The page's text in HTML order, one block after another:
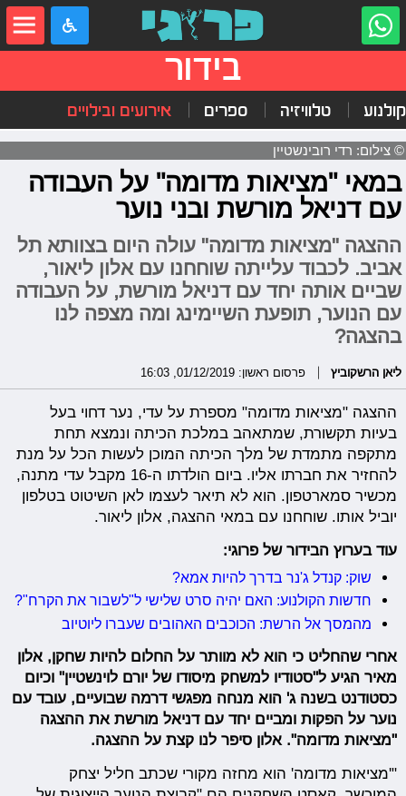
בידור
קולנוע טלוויזיה ספרים אירועים ובילויים
© צילום: רדי רובינשטיין
במאי "מציאות מדומה" על העבודה
עם דניאל מורשת ובני נוער
ההצגה "מציאות מדומה" עולה היום בצוותא תל
אביב. לכבוד עלייתה שוחחנו עם אלון ליאור,
שביים אותה יחד עם דניאל מורשת, על העבודה
עם הנוער, תופעת השיימינג ומה מצפה לנו
בהצגה?
ליאן הרשקוביץ פרסום ראשון: 01/12/2019, 16:03
ההצגה "מציאות מדומה" מספרת על עדי, נער דחוי בעל
בעיות תקשורת, שמתאהב במלכת הכיתה ונמצא תחת
מתקפה מתמדת של מלך הכיתה המוכן לעשות הכל על מנת
להחזיר את חברתו אליו. ביום הולדתו ה-16 מקבל עדי מתנה,
מכשיר סמארטפון. הוא לא תיאר לעצמו לאן השיטוט בטלפון
יוביל אותו. שוחחנו עם במאי ההצגה, אלון ליאור.
עוד בערוץ הבידור של פרוגי:
שוק: קנדל ג'נר בדרך להיות אמא?
חדשות הקולנוע: האם יהיה סרט שלישי ל"לשבור את הקרח"?
מהמסך אל הרשת: הכוכבים האהובים שעברו ליוטיוב
אחרי שהחליט כי הוא לא מוותר על החלום להיות שחקן, אלון
מאיר הגיע ל"סטודיו למשחק מיסודו של יורם לוינשטיין" וכיום
כסטודנט בשנה ג' הוא מנחה מפגשי דרמה שבועיים, עובד עם
נוער על הפקות ומביים יחד עם דניאל מורשת את ההצגה
"מציאות מדומה". אלון סיפר לנו קצת על ההצגה.
"'מציאות מדומה' הוא מחזה מקורי שכתב חליל יצחק